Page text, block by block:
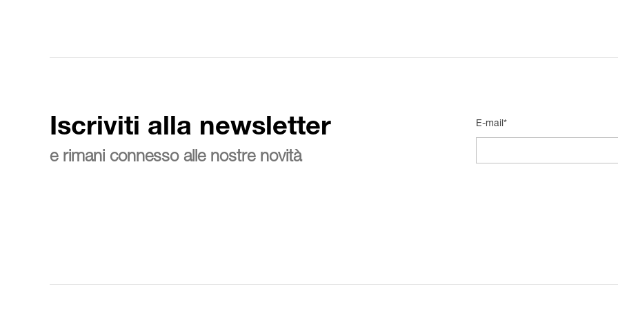
Iscriviti alla newsletter
e rimani connesso alle nostre novità
E-mail*